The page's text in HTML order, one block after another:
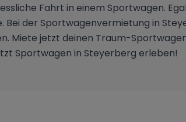
Fahrt in einem Sportwagen.
der Sportwagenvermietung in
Miete jetzt deinen Traum-
Sportwagen in Steyerberg erleben!